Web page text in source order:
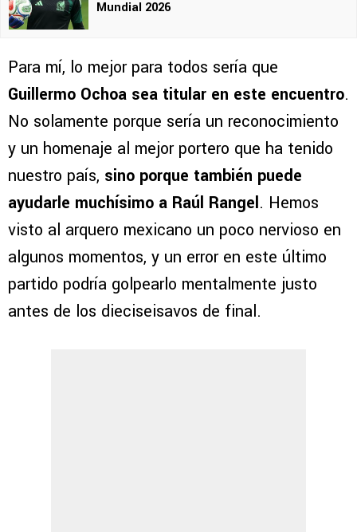
Mundial 2026
Para mí, lo mejor para todos sería que
Guillermo Ochoa sea titular en este encuentro.
No solamente porque sería un reconocimiento
y un homenaje al mejor portero que ha tenido
nuestro país, sino porque también puede
ayudarle muchísimo a Raúl Rangel. Hemos
visto al arquero mexicano un poco nervioso en
algunos momentos, y un error en este último
partido podría golpearlo mentalmente justo
antes de los dieciseisavos de final.